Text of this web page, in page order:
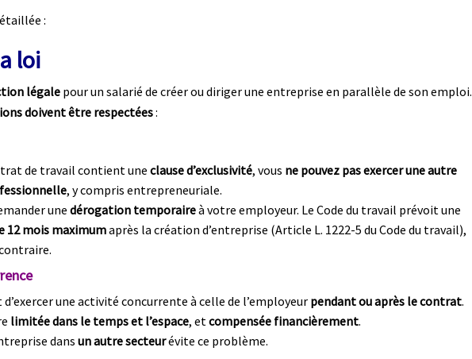
:
loi
légale pour un salarié de créer ou diriger une entreprise en parallèle de son emploi.
doivent être respectées:
de travail contient uneclause d’exclusivité, vous ne pouvez pas exercer une autre
, y compris entrepreneuriale.
une dérogation temporaireà votre employeur. Le Code du travail prévoit une
12 mois maximumaprès la création d’entreprise (Article L. 1222-5 du Code du travail),
une activité concurrente à celle de l’employeur pendant ou après le contrat.
limitée dans le temps et l’espace, et compensée financièrement.
dansun autre secteurévite ce problème.